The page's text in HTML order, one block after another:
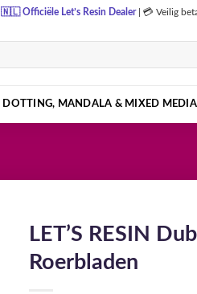
🇳🇱Officiële Let’s Resin Dealer 💳 Veilig
DOTTING, MANDALA & MIXED MEDIA
LET’S RESIN
Roerbladen